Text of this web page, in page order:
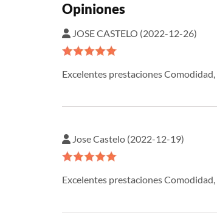
Opiniones
JOSE CASTELO (2022-12-26)
Excelentes prestaciones
Jose Castelo (2022-12-19)
Excelentes prestaciones